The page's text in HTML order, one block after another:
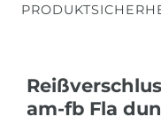
am-fb Fla